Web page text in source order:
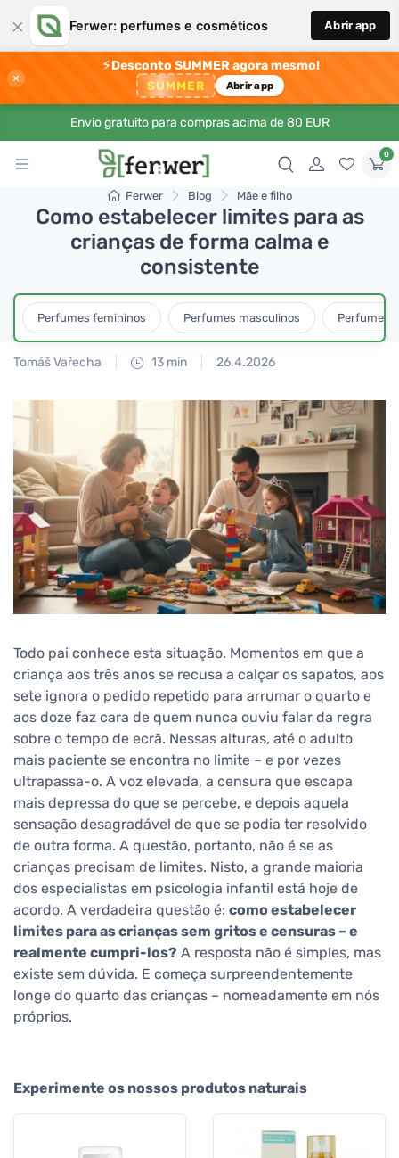
× Ferwer: perfumes e cosméticos Abrir app
×
⚡Desconto SUMMER agora mesmo!
SUMMER Abrir app
Envio gratuito para compras acima de 80 EUR
0
Ferwer Blog Mãe e filho
Como estabelecer limites para as
crianças de forma calma e
consistente
Perfumes femininos Perfumes masculinos Perfumes
Tomáš Vařecha 13 min 26.4.2026
Todo pai conhece esta situação. Momentos em que a
criança aos três anos se recusa a calçar os sapatos, aos
sete ignora o pedido repetido para arrumar o quarto e
aos doze faz cara de quem nunca ouviu falar da regra
sobre o tempo de ecrã. Nessas alturas, até o adulto
mais paciente se encontra no limite – e por vezes
ultrapassa-o. A voz elevada, a censura que escapa
mais depressa do que se percebe, e depois aquela
sensação desagradável de que se podia ter resolvido
de outra forma. A questão, portanto, não é se as
crianças precisam de limites. Nisto, a grande maioria
dos especialistas em psicologia infantil está hoje de
acordo. A verdadeira questão é: como estabelecer
limites para as crianças sem gritos e censuras – e
realmente cumpri-los? A resposta não é simples, mas
existe sem dúvida. E começa surpreendentemente
longe do quarto das crianças – nomeadamente em nós
próprios.
Experimente os nossos produtos naturais